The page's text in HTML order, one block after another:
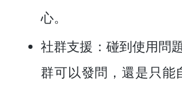
心。
社群支援 ：碰到使用問
群可以發問，還是只能